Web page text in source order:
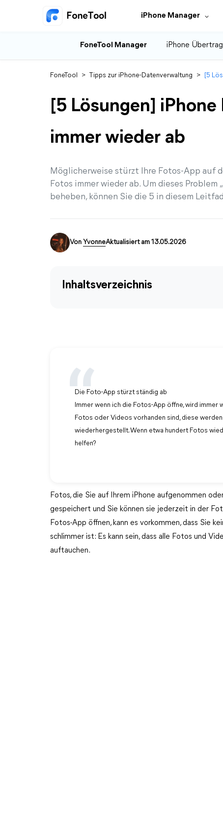
iPhone Manager
FoneTool Manager iPhone
FoneTool > Tipps zur iPhone-Datenverwaltung > [5
[5 Lösungen]
immer wieder ab
Möglicherweise stürzt Ihre Fotos-App auf
Fotos immer wieder ab. Um dieses
beheben, können Sie die 5 in diesem
Von YvonneAktualisiert am 13.05.2026
Inhaltsverzeichnis
Die Foto-App stürzt ständig ab
Immer wenn ich die Fotos-App öffne, wird immer
Fotos oder Videos vorhanden sind, diese
wiederhergestellt. Wenn etwa hundert Fotos
helfen?
Fotos, die Sie auf Ihrem iPhone aufgenommen
gespeichert und Sie können sie jederzeit in der
Fotos-App öffnen, kann es vorkommen, dass Sie
schlimmer ist: Es kann sein, dass alle Fotos und
auftauchen.